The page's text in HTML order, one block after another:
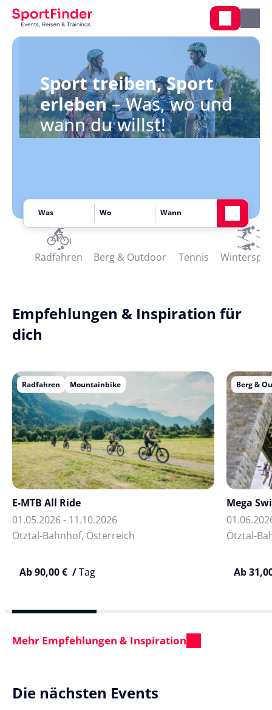
Sport treiben, Sport
erleben– Was, wo und
wann du willst!
Radfahren Berg & Outdoor Tennis
Empfehlungen & Inspiration für
dich
Radfahren Mountainbike
E-MTB All Ride
01.05.2026 - 11.10.2026
Ötztal-Bahnhof, Österreich
Ab 90,00 € /Tag
Berg &
Mega
Ötztal-
Ab
Mehr Empfehlungen & Inspiration
Die nächsten Events